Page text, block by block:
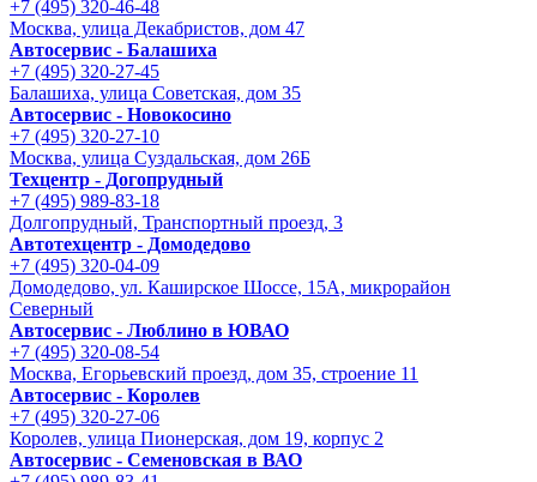
+7 (495) 320-46-48
Москва, улица Декабристов, дом 47
Автосервис - Балашиха
+7 (495) 320-27-45
Балашиха, улица Советская, дом 35
Автосервис - Новокосино
+7 (495) 320-27-10
Москва, улица Суздальская, дом 26Б
Техцентр - Догопрудный
+7 (495) 989-83-18
Долгопрудный, Транспортный проезд, 3
Автотехцентр - Домодедово
+7 (495) 320-04-09
Домодедово, ул. Каширское Шоссе, 15А, микрорайон
Северный
Автосервис - Люблино в ЮВАО
+7 (495) 320-08-54
Москва, Егорьевский проезд, дом 35, строение 11
Автосервис - Королев
+7 (495) 320-27-06
Королев, улица Пионерская, дом 19, корпус 2
Автосервис - Семеновская в ВАО